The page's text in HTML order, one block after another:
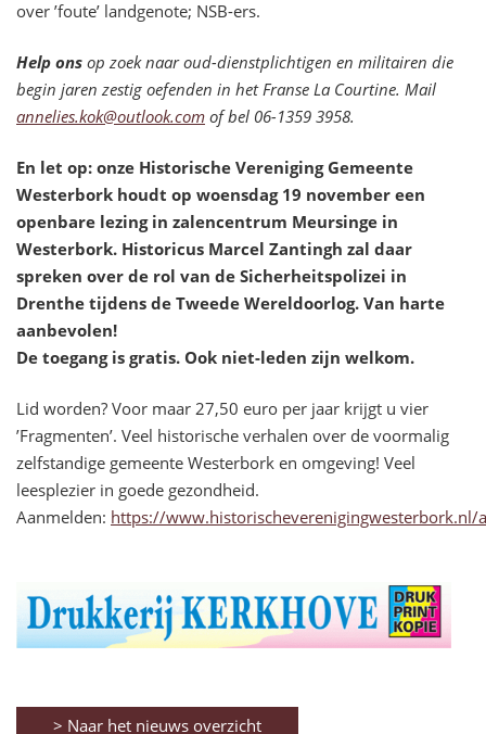
over ’foute’ landgenote; NSB-ers.
Help ons op zoek naar oud-dienstplichtigen en militairen die
begin jaren zestig oefenden in het Franse La Courtine. Mail
annelies.kok@outlook.com of bel 06-1359 3958.
En let op: onze Historische Vereniging Gemeente
Westerbork houdt op woensdag 19 november een
openbare lezing in zalencentrum Meursinge in
Westerbork. Historicus Marcel Zantingh zal daar
spreken over de rol van de Sicherheitspolizei in
Drenthe tijdens de Tweede Wereldoorlog. Van harte
aanbevolen!
De toegang is gratis. Ook niet-leden zijn welkom.
Lid worden? Voor maar 27,50 euro per jaar krijgt u vier
’Fragmenten’. Veel historische verhalen over de voormalig
zelfstandige gemeente Westerbork en omgeving! Veel
leesplezier in goede gezondheid.
Aanmelden: https://www.historischeverenigingwesterbork.nl/
> Naar het nieuws overzicht